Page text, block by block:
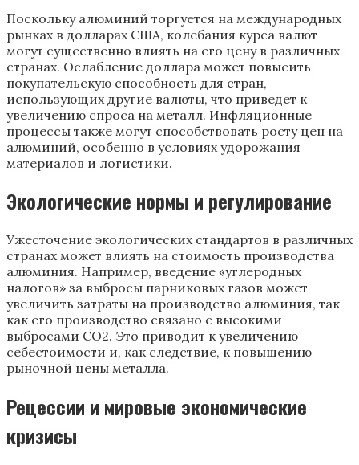
Поскольку алюминий торгуется на международных
рынках в долларах США, колебания курса валют
могут существенно влиять на его цену в различных
странах. Ослабление доллара может повысить
покупательскую способность для стран,
использующих другие валюты, что приведет к
увеличению спроса на металл. Инфляционные
процессы также могут способствовать росту цен на
алюминий, особенно в условиях удорожания
материалов и логистики.
Экологические нормы и регулирование
Ужесточение экологических стандартов в различных
странах может влиять на стоимость производства
алюминия. Например, введение «углеродных
налогов» за выбросы парниковых газов может
увеличить затраты на производство алюминия, так
как его производство связано с высокими
выбросами СО2. Это приводит к увеличению
себестоимости и, как следствие, к повышению
рыночной цены металла.
Рецессии и мировые экономические
кризисы